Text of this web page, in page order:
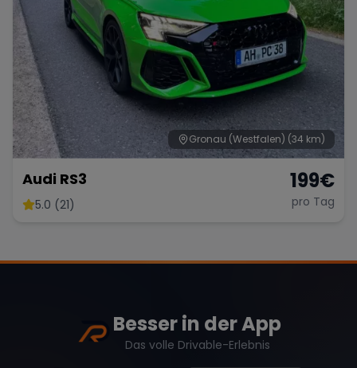
Gronau (Westfalen) (34 km)
Audi RS3
5.0 (21)
199€
pro Tag
Besser in der App
Das volle Drivable-Erlebnis